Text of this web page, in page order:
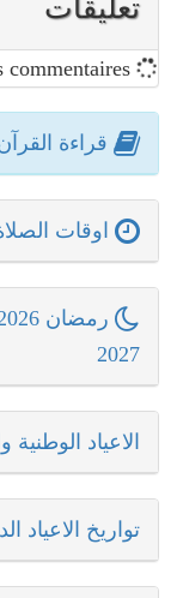
تعليقات
قراءة
اوقات
رمضان 2026: مواعيد إمساك وإفطار
2027
الاعياد الوطنية
تواريخ الاعياد